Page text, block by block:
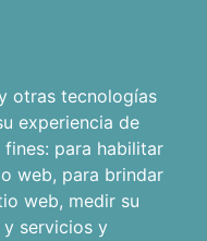
otras tecnologías
experiencia de
para habilitar
web, para brindar
web, medir su
servicios y